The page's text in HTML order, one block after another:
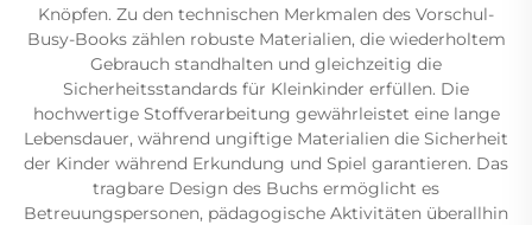
Knöpfen. Zu den technischen Merkmalen des Vorschul-
Busy-Books zählen robuste Materialien, die wiederholtem
Gebrauch standhalten und gleichzeitig die
Sicherheitsstandards für Kleinkinder erfüllen. Die
hochwertige Stoffverarbeitung gewährleistet eine lange
Lebensdauer, während ungiftige Materialien die Sicherheit
der Kinder während Erkundung und Spiel garantieren. Das
tragbare Design des Buchs ermöglicht es
Betreuungspersonen, pädagogische Aktivitäten überallhin